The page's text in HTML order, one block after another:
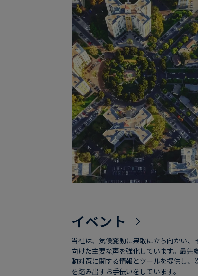
イベント
当社は、気候変動に果敢に立ち向かい、
向けた主要な声を強化しています。最先
動対策に関する情報とツールを提供し、
を踏み出すお手伝いをしています。